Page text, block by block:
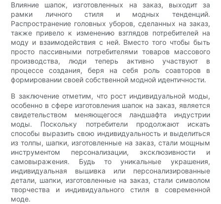
Влияние шапок, изготовленных на заказ, выходит за
рамки личного стиля и модных тенденций.
Распространение головных уборов, сделанных на заказ,
также привело к изменению взглядов потребителей на
моду и взаимодействия с ней. Вместо того чтобы быть
просто пассивными потребителями товаров массового
производства, люди теперь активно участвуют в
процессе создания, беря на себя роль соавторов в
формировании своей собственной модной идентичности.
В заключение отметим, что рост индивидуальной моды,
особенно в сфере изготовления шапок на заказ, является
свидетельством меняющегося ландшафта индустрии
моды. Поскольку потребители продолжают искать
способы выразить свою индивидуальность и выделиться
из толпы, шапки, изготовленные на заказ, стали мощным
инструментом персонализации, эксклюзивности и
самовыражения. Будь то уникальные украшения,
индивидуальная вышивка или персонализированные
детали, шапки, изготовленные на заказ, стали символом
творчества и индивидуального стиля в современной
моде.